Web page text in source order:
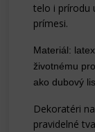
telo i prírodu
prímesi.
Materiál:
životnému
ako dubový
Dekoratéri
pravidelné